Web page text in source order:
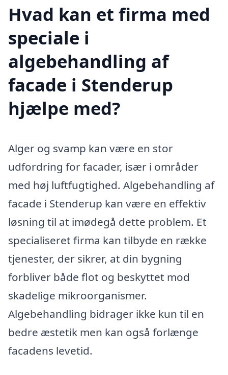
Hvad kan et firma med
speciale i
algebehandling af
facade i Stenderup
hjælpe med?
Alger og svamp kan være en stor
udfordring for facader, især i områder
med høj luftfugtighed. Algebehandling af
facade i Stenderup kan være en effektiv
løsning til at imødegå dette problem. Et
specialiseret firma kan tilbyde en række
tjenester, der sikrer, at din bygning
forbliver både flot og beskyttet mod
skadelige mikroorganismer.
Algebehandling bidrager ikke kun til en
bedre æstetik men kan også forlænge
facadens levetid.